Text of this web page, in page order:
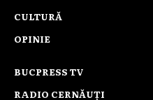
CULTURĂ
OPINIE
BUCPRESS TV
RADIO CERNĂUȚI